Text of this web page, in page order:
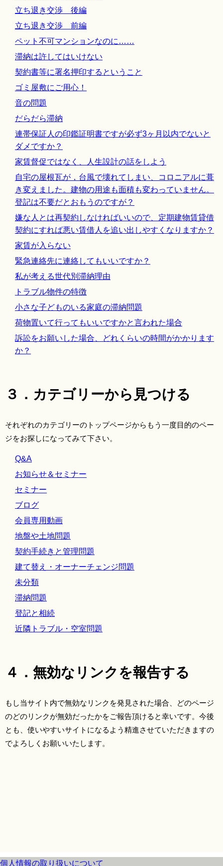
立ち退き交渉 後編
立ち退き交渉 前編
ペット不可マンションなのに……
滞納は許してはいけない
契約書等に署名押印するということ
ゴミ屋敷にご用心！
音の問題
だらだら滞納
連帯保証人の印鑑証明書ですが必ず3ヶ月以内でないと
ダメですか？
家賃督促ではなく、人生設計の話をしよう
自宅の屋根瓦が，台風で壊れてしまい、コロニアルに葺
き変えました。建物の用途も面積も変わっていません。
登記は不要だとおもうのですが？
嫌な人とは再契約しなければいいので、定期建物賃貸借
契約にすれば悪い賃借人を追い出しやすくなりますか？
家賃が入らない
緊急連絡先に連絡してもいいですか？
私が考える世代別滞納理由
トラブル物件の特徴
小さな子どものいる家庭の滞納問題
荷物置いて行ってもいいですかと言われた場合
訴訟をお願いした場合、どれくらいの時間がかかります
か？
３．カテゴリーから見つける
それぞれのカテゴリーのトップページからもう一度目的のペー
ジをお探しになってみて下さい。
Q&A
お知らせ＆セミナー
セミナー
ブログ
会員専用動画
地盤や土地問題
契約手続きと管理問題
建て替え・オーナーチェンジ問題
未分類
滞納問題
登記と相続
近隣トラブル・空室問題
４．無効なリンクを報告する
もし当サイト内で無効なリンクを発見された場合、どのページ
のどのリンクが無効だったかをご報告頂けると幸いです。今後
とも、使いやすいサイトになるよう精進させていただきますの
でよろしくお願いいたします。
個人情報の取り扱いについて